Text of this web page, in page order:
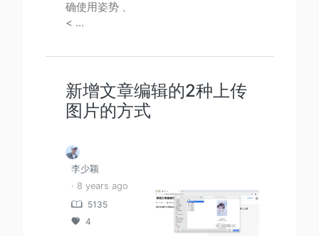
确使用姿势 、
< ...
新增文章编辑的2种上传
图片的方式
李少颖
· 8 years ago
5135
4